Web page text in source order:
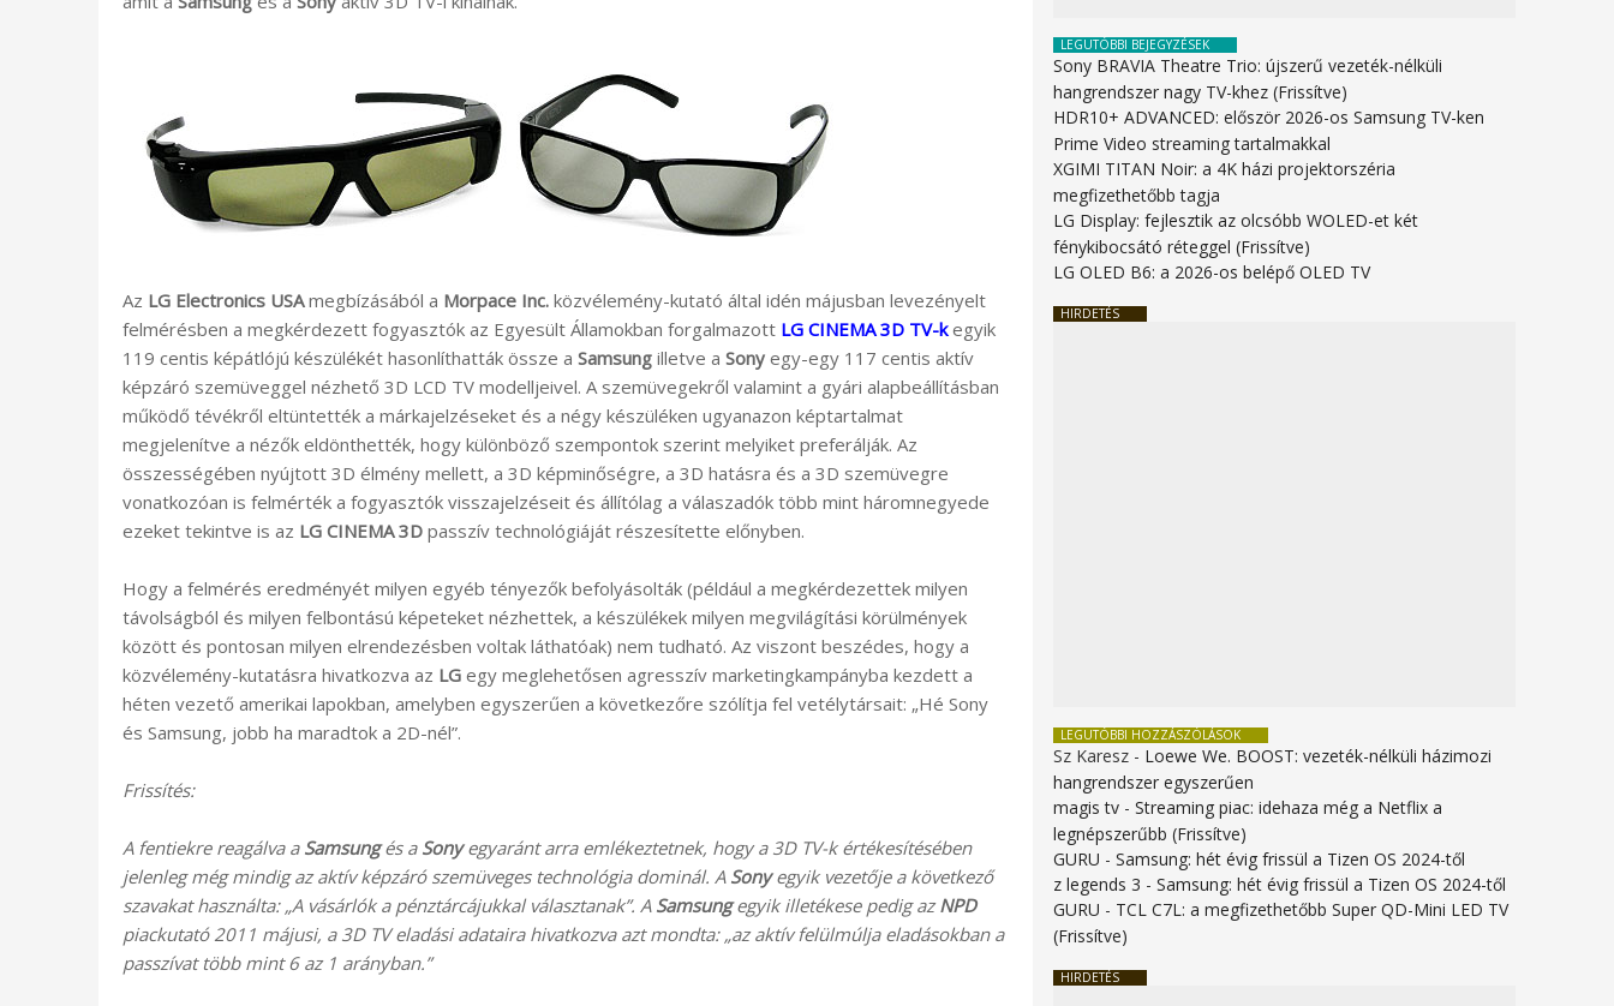
Az LG Electronics USAmegbízásából a Morpace Inc. közvélemény-kutató által idén májusban levezényelt
felmérésben a megkérdezett fogyasztók az Egyesült Államokban forgalmazott LG CINEMA 3D TV-kegyik
119 centis képátlójú készülékét hasonlíthatták össze a Samsung illetve a Sony egy-egy 117 centis aktív
képzáró szemüveggel nézhető 3D LCD TV modelljeivel. A szemüvegekről valamint a gyári alapbeállításban
működő tévékről eltüntették a márkajelzéseket és a négy készüléken ugyanazon képtartalmat
megjelenítve a nézők eldönthették, hogy különböző szempontok szerint melyiket preferálják. Az
összességében nyújtott 3D élmény mellett, a 3D képminőségre, a 3D hatásra és a 3D szemüvegre
vonatkozóan is felmérték a fogyasztók visszajelzéseit és állítólag a válaszadók több mint háromnegyede
ezeket tekintve is az LG CINEMA 3D passzív technológiáját részesítette előnyben.
Hogy a felmérés eredményét milyen egyéb tényezők befolyásolták (például a megkérdezettek milyen
távolságból és milyen felbontású képeteket nézhettek, a készülékek milyen megvilágítási körülmények
között és pontosan milyen elrendezésben voltak láthatóak) nem tudható. Az viszont beszédes, hogy a
közvélemény-kutatásra hivatkozva az LG egy meglehetősen agresszív marketingkampányba kezdett a
héten vezető amerikai lapokban, amelyben egyszerűen a következőre szólítja fel vetélytársait: „Hé Sony
és Samsung, jobb ha maradtok a 2D-nél”.
Frissítés:
A fentiekre reagálva a Samsungés a Sonyegyaránt arra emlékeztetnek, hogy a 3D TV-k értékesítésében
jelenleg még mindig az aktív képzáró szemüveges technológia dominál. A Sonyegyik vezetője a következő
szavakat használta: „A vásárlók a pénztárcájukkal választanak”. A Samsungegyik illetékese pedig azNPD
piackutató 2011 májusi, a 3D TV eladási adataira hivatkozva azt mondta: „az aktív felülmúlja eladásokban a
passzívat több mint 6 az 1 arányban.”
LEGUTÓBBI BEJEGYZÉSEK
Sony BRAVIA Theatre Trio: újszerű vezeték-nélküli
hangrendszer nagy TV-khez (Frissítve)
HDR10+ ADVANCED: először 2026-os Samsung TV-ken
Prime Video streaming tartalmakkal
XGIMI TITAN Noir: a 4K házi projektorszéria
megfizethetőbb tagja
LG Display: fejlesztik az olcsóbb WOLED-et két
fénykibocsátó réteggel (Frissítve)
LG OLED B6: a 2026-os belépő OLED TV
HIRDETÉS
LEGUTÓBBI HOZZÁSZÓLÁSOK
Sz Karesz - Loewe We. BOOST: vezeték-nélküli házimozi
hangrendszer egyszerűen
magis tv -Streaming piac: idehaza még a Netflix a
legnépszerűbb (Frissítve)
GURU -Samsung: hét évig frissül a Tizen OS 2024-től
z legends 3 -Samsung: hét évig frissül a Tizen OS 2024-től
GURU - TCL C7L: a megfizethetőbb Super QD-Mini LED TV
(Frissítve)
HIRDETÉS